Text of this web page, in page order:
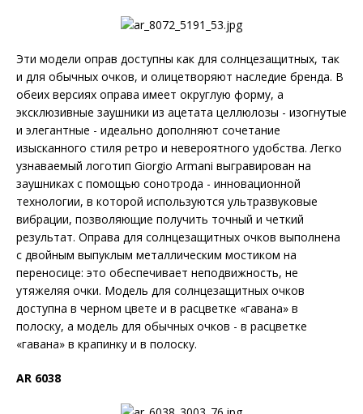
Эти модели оправ доступны как для солнцезащитных, так
и для обычных очков, и олицетворяют наследие бренда. В
обеих версиях оправа имеет округлую форму, а
эксклюзивные заушники из ацетата целлюлозы - изогнутые
и элегантные - идеально дополняют сочетание
изысканного стиля ретро и невероятного удобства. Легко
узнаваемый логотип Giorgio Armani выгравирован на
заушниках с помощью сонотрода - инновационной
технологии, в которой используются ультразвуковые
вибрации, позволяющие получить точный и четкий
результат. Оправа для солнцезащитных очков выполнена
с двойным выпуклым металлическим мостиком на
переносице: это обеспечивает неподвижность, не
утяжеляя очки. Модель для солнцезащитных очков
доступна в черном цвете и в расцветке «гавана» в
полоску, а модель для обычных очков - в расцветке
«гавана» в крапинку и в полоску.
AR 6038